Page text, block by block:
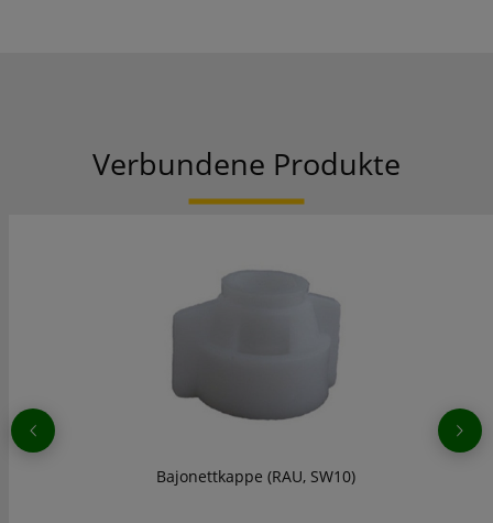
Verbundene Produkte
Bajonettkappe (RAU, SW10)